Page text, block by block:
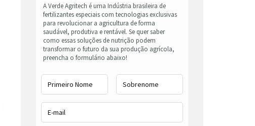
A Verde Agritech é uma Indústria brasileira de
fertilizantes especiais com tecnologias exclusivas
para revolucionar a agricultura de forma
saudável, produtiva e rentável. Se quer saber
como essas soluções de nutrição podem
transformar o futuro da sua produção agrícola,
preencha o formulário abaixo!